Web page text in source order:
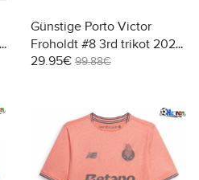
Günstige Porto Victor
Froholdt #8 3rd trikot 2026-
27 Kurzarm
29.95€ 99.88€